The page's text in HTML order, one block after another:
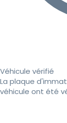
Véhicule vérifié
La plaque
véhicule ont été